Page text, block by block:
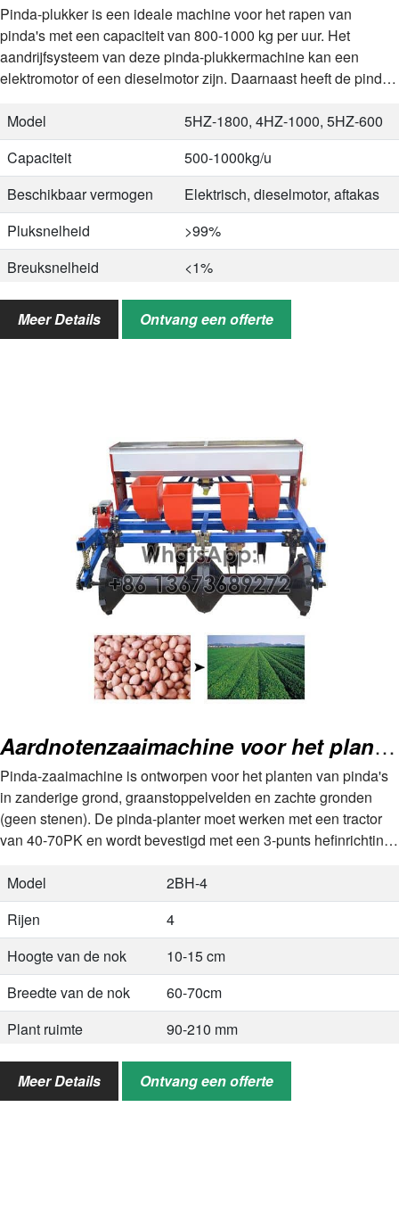
Pinda-plukker is een ideale machine voor het rapen van
pinda's met een capaciteit van 800-1000 kg per uur. Het
aandrijfsysteem van deze pinda-plukkermachine kan een
elektromotor of een dieselmotor zijn. Daarnaast heeft de pinda-
Model
5HZ-1800, 4HZ-1000, 5HZ-600
Capaciteit
500-1000kg/u
Beschikbaar vermogen
Elektrisch, dieselmotor, aftakas
Pluksnelheid
>99%
Breuksnelheid
<1%
Onzuiverheidspercentage
<1%
Toepasselijk bereik
Droge en natte pinda's,
Meer Details Ontvang een offerte
Aardnotenzaaimachine voor het planten van pinda's
Pinda-zaaimachine is ontworpen voor het planten van pinda's
in zanderige grond, graanstoppelvelden en zachte gronden
(geen stenen). De pinda-planter moet werken met een tractor
van 40-70PK en wordt bevestigd met een 3-punts hefinrichting.
Model
2BH-4
Rijen
4
Hoogte van de nok
10-15 cm
Breedte van de nok
60-70cm
Plant ruimte
90-210 mm
Maat
1900*1800*1150mm
Meer Details Ontvang een offerte